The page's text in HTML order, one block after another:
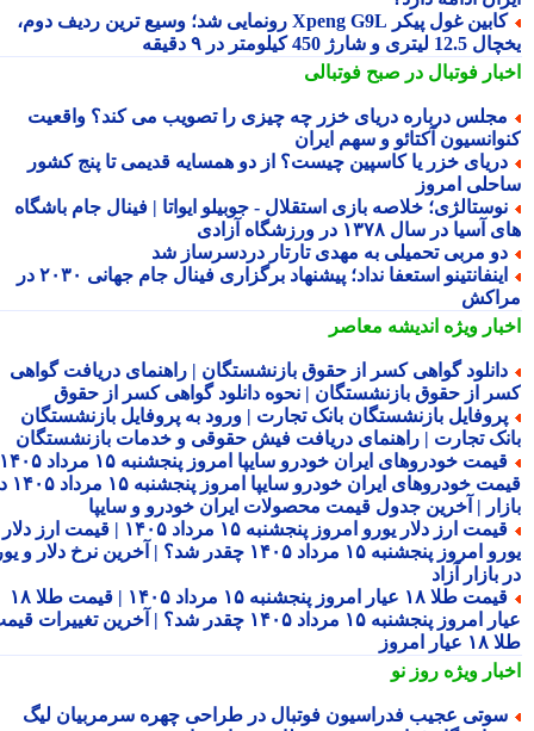
کابین غول پیکر Xpeng G9L رونمایی شد؛ وسیع ترین ردیف دوم،
و شارژ 450 کیلومتر در ۹ دقیقه
فوتبال در صبح فوتبالی
درباره دریای خزر چه چیزی را تصویب می کند؟ واقعیت
آکتائو و سهم ایران
خزر یا کاسپین چیست؟ از دو همسایه قدیمی تا پنج کشور
امروز
خلاصه بازی استقلال - جوبیلو ایواتا | فینال جام باشگاه
در سال ۱۳۷۸ در ورزشگاه آزادی
مربی تحمیلی به مهدی تارتار دردسرساز شد
اینفانتینو استعفا نداد؛ پیشنهاد برگزاری فینال جام جهانی ۲۰۳۰ در
ویژهاندیشه معاصر
گواهی کسر از حقوق بازنشستگان | راهنمای دریافت گواهی
از حقوق بازنشستگان | نحوه دانلود گواهی کسر از حقوق
بازنشستگان بانک تجارت | ورود به پروفایل بازنشستگان
تجارت | راهنمای دریافت فیش حقوقی و خدمات بازنشستگان
قیمت خودروهای ایران خودرو سایپا امروز پنجشنبه ۱۵ مرداد ۱۴۰۵ |
قیمت خودروهای ایران خودرو سایپا امروز پنجشنبه ۱۵ مرداد ۱۴۰۵ در
| آخرین جدول قیمت محصولات ایران خودرو و سایپا
قیمت ارز دلار یورو امروز پنجشنبه ۱۵ مرداد ۱۴۰۵ | قیمت ارز دلار
یورو امروز پنجشنبه ۱۵ مرداد ۱۴۰۵ چقدر شد؟ | آخرین نرخ دلار و یورو
آزاد
قیمت طلا ۱۸ عیار امروز پنجشنبه ۱۵ مرداد ۱۴۰۵ | قیمت طلا ۱۸
عیار امروز پنجشنبه ۱۵ مرداد ۱۴۰۵ چقدر شد؟ | آخرین تغییرات قیمت
امروز
ویژهروز نو
عجیب فدراسیون فوتبال در طراحی چهره سرمربیان لیگ